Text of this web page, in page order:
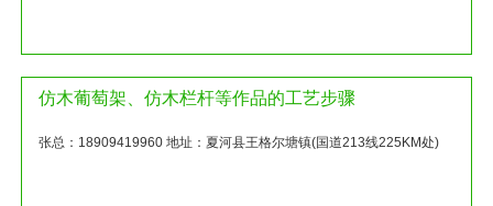
仿木葡萄架、仿木栏杆等作品的工艺步骤
张总：18909419960 地址：夏河县王格尔塘镇(国道213线225KM处)